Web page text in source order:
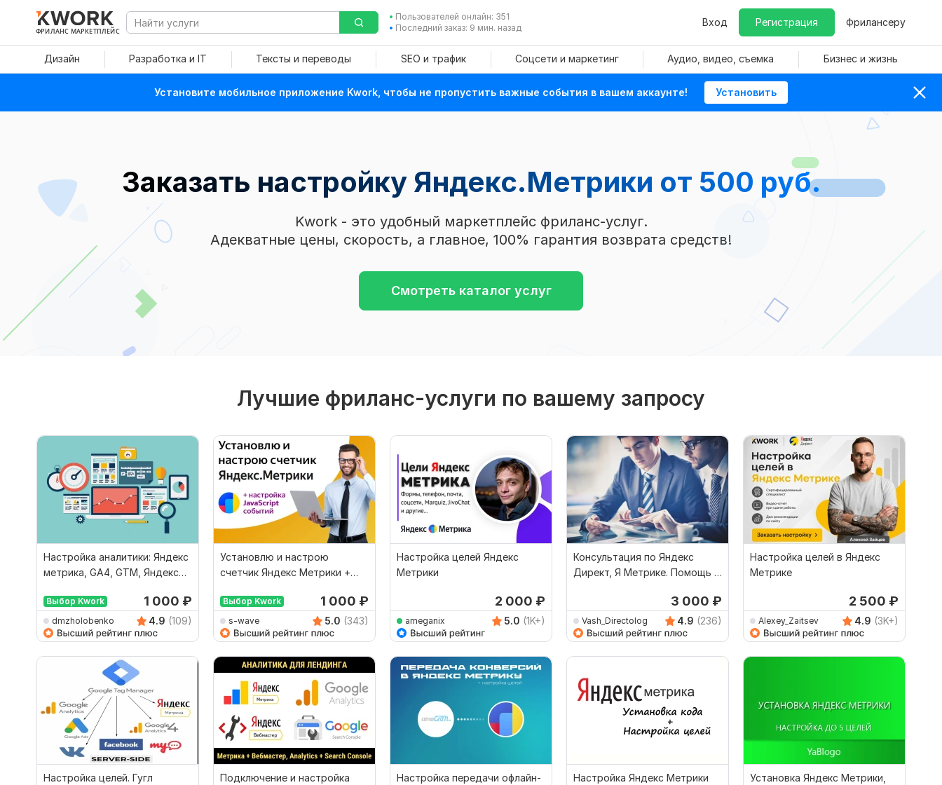
ФРИЛАНС МАРКЕТПЛЕЙС
Пользователей онлайн: 351
Последний заказ: 9 мин. назад
Вход Регистрация Фрилансеру
Дизайн Разработка и IT Тексты и переводы SEO и трафик Соцсети и маркетинг Аудио, видео, съемка Бизнес и жизнь
Установите мобильное приложение Kwork, чтобы не пропустить важные события в вашем аккаунте! Установить
Заказать настройку Яндекс.Метрики от 500 руб.
Kwork - это удобный маркетплейс фриланс-услуг.
Адекватные цены, скорость, а главное, 100% гарантия возврата средств!
Смотреть каталог услуг
Лучшие фриланс-услуги по вашему запросу
Настройка аналитики: Яндекс
метрика, GA4, GTM, Яндекс
Выбор Kwork 1 000 ₽
dmzholobenko 4.9 (109)
Установлю и настрою
счетчик Яндекс Метрики +
Выбор Kwork 1 000 ₽
s-wave 5.0 (343)
Настройка целей Яндекс
Метрики
2 000 ₽
ameganix 5.0 (1K+)
Консультация по Яндекс
Директ, Я Метрике. Помощь в
3 000 ₽
Vash_Directolog 4.9 (236)
Настройка целей в Яндекс
Метрике
2 500 ₽
Alexey_Zaitsev 4.9 (3K+)
Настройка целей. Гугл
Подключение и настройка
Настройка передачи офлайн-
Настройка Яндекс Метрики
Установка Яндекс Метрики,